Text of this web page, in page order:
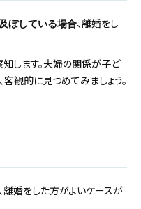
ぼしている場合、離婚をし
します。夫婦の関係が子ど
観的に見つめてみましょう。
、離婚をした方がよいケースが